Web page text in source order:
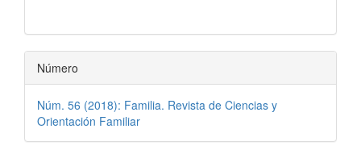
Número
Núm. 56 (2018): Familia. Revista de Ciencias y
Orientación Familiar